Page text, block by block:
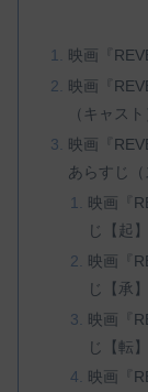
映画『
映画『
（キャスト
映画『
あらすじ（
映画『
じ【起】
映画『
じ【承】
映画『
じ【転】
映画『